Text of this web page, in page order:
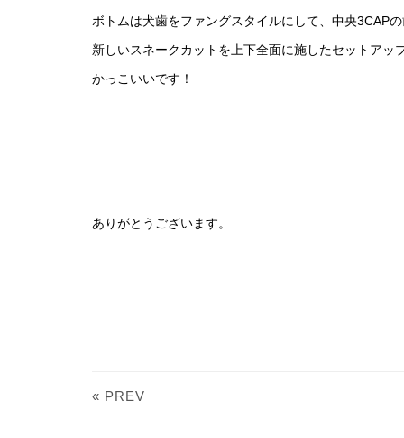
ボトムは犬歯をファングスタイルにして、中央3CAP
新しいスネークカットを上下全面に施したセットアッ
かっこいいです！
ありがとうございます。
« PREV